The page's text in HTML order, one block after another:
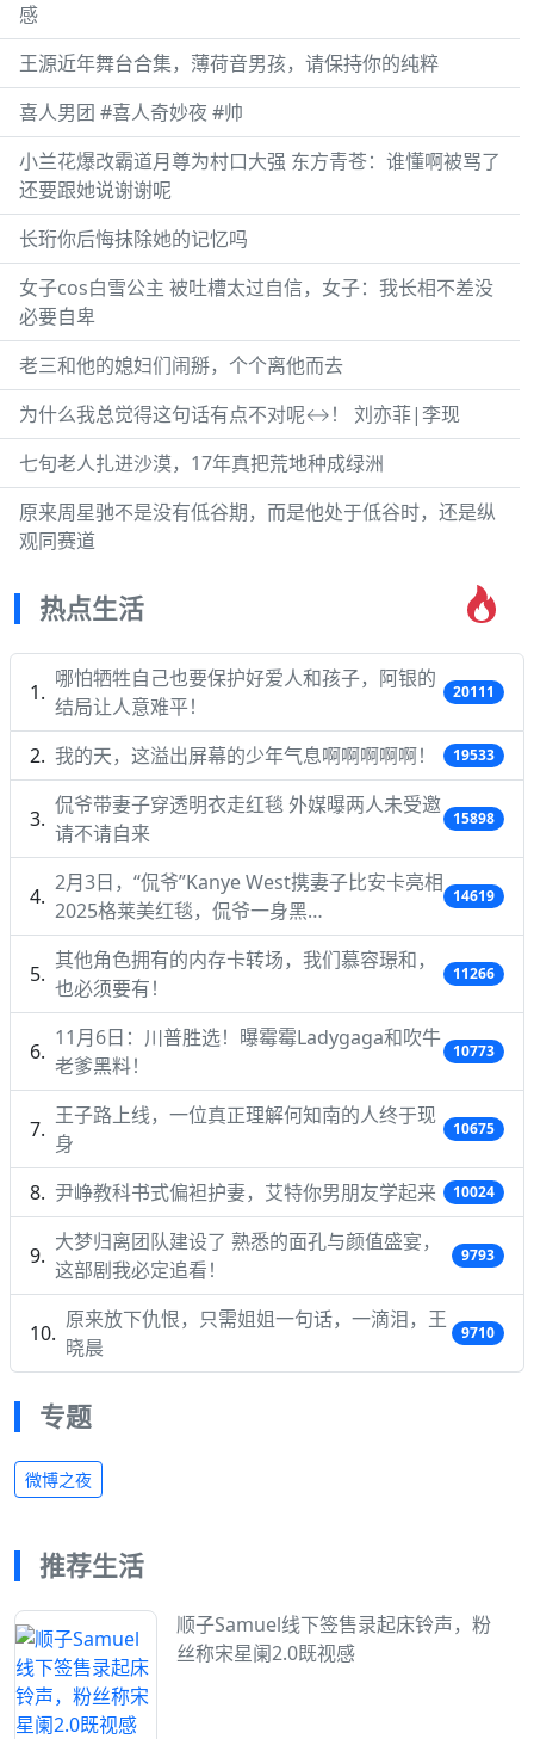
感
王源近年舞台合集，薄荷音男孩，请保持你的纯粹
喜人男团 #喜人奇妙夜 #帅
小兰花爆改霸道月尊为村口大强 东方青苍：谁懂啊被骂了
还要跟她说谢谢呢
长珩你后悔抹除她的记忆吗
女子cos白雪公主 被吐槽太过自信，女子：我长相不差没
必要自卑
老三和他的媳妇们闹掰，个个离他而去
为什么我总觉得这句话有点不对呢‍↔️！ 刘亦菲|李现
七旬老人扎进沙漠，17年真把荒地种成绿洲
原来周星驰不是没有低谷期，而是他处于低谷时，还是纵
观同赛道
热点生活
哪怕牺牲自己也要保护好爱人和孩子，阿银的
结局让人意难平！
20111
我的天，这溢出屏幕的少年气息啊啊啊啊啊！ 19533
侃爷带妻子穿透明衣走红毯 外媒曝两人未受邀
请不请自来
15898
2月3日，“侃爷”Kanye West携妻子比安卡亮相
2025格莱美红毯，侃爷一身黑…
14619
其他角色拥有的内存卡转场，我们慕容璟和，
也必须要有！
11266
11月6日：川普胜选！曝霉霉Ladygaga和吹牛
老爹黑料！
10773
王子路上线，一位真正理解何知南的人终于现
身
10675
尹峥教科书式偏袒护妻，艾特你男朋友学起来 10024
大梦归离团队建设了 熟悉的面孔与颜值盛宴，
这部剧我必定追看！
9793
原来放下仇恨，只需姐姐一句话，一滴泪，王
晓晨
9710
专题
微博之夜
推荐生活
顺子Samuel线下签售录起床铃声，粉
丝称宋星阑2.0既视感